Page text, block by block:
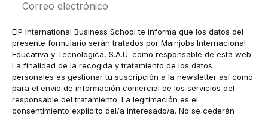
electrónico
EIP International Business School te informa que los datos del
presente formulario serán tratados por Mainjobs Internacional
Educativa y Tecnológica, S.A.U. como responsable de esta web.
La finalidad de la recogida y tratamiento de los datos
personales es gestionar tu suscripción a la newsletter así como
para el envío de información comercial de los servicios del
responsable del tratamiento. La legitimación es el
consentimiento explícito del/a interesado/a. No se cederán